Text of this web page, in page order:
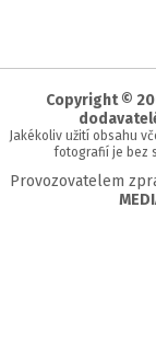
Copyright ©
Jakékoliv užití obsahu
fotografií je bez
Provozovatelem